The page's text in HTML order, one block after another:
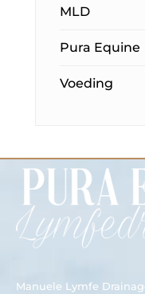
MLD
Pura Equine
Voeding
Manuele Lymfe